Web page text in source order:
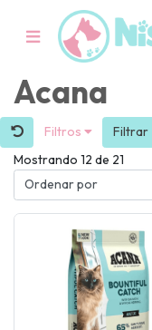
Acana
Filtros
Filtrar
Mostrando 12 de 21